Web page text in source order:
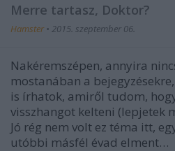
Merre tartasz, Doktor?
Hamster • 2015. szeptember 06.
Nakéremszépen, annyira
mostanában a
is írhatok, amiről tudom,
visszhangot kelteni (lepjetek
Jó rég nem volt ez téma itt,
utóbbi másfél évad elment…